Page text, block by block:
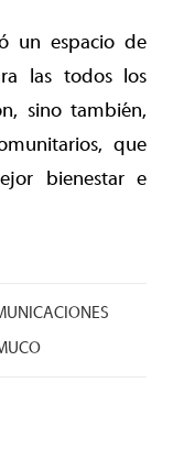
un espacio de
las todos los
sino también,
que
bienestar e